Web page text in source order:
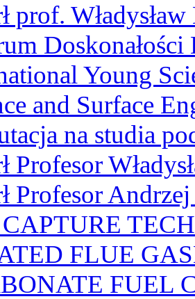
prof.
Young
and Surface
na studia
Profesor
Profesor
FLUE
FUEL